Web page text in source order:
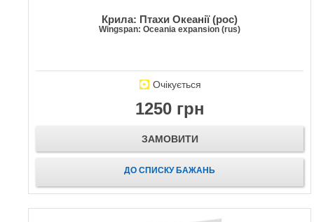
Крила: Птахи Океанії (рос)
Wingspan: Oceania expansion (rus)
Очікується
1250 грн
ЗАМОВИТИ
ДО СПИСКУ БАЖАНЬ